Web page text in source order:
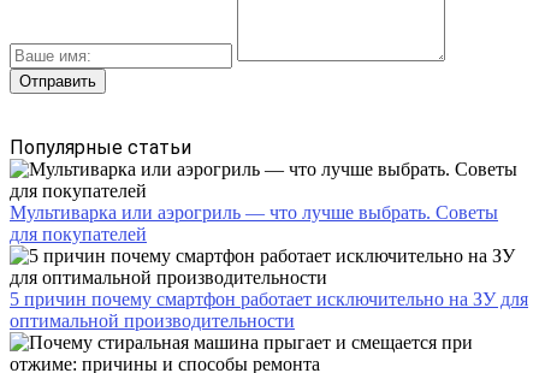
Популярные статьи
Мультиварка или аэрогриль — что лучше выбрать. Советы
для покупателей
5 причин почему смартфон работает исключительно на ЗУ для
оптимальной производительности